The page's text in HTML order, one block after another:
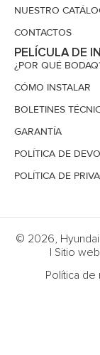
NUESTRO
CONTACTOS
PELÍCULA DE
¿POR QUÉ
CÓMO INSTALAR
BOLETINES
GARANTÍA
POLÍTICA DE
POLÍTICA DE
© 2026,
| Sitio
Política